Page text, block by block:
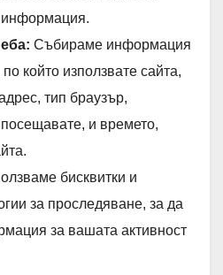
информация.
Събираме информация
който използвате сайта,
тип браузър,
и времето,
бисквитки и
за проследяване, за да
за вашата активност